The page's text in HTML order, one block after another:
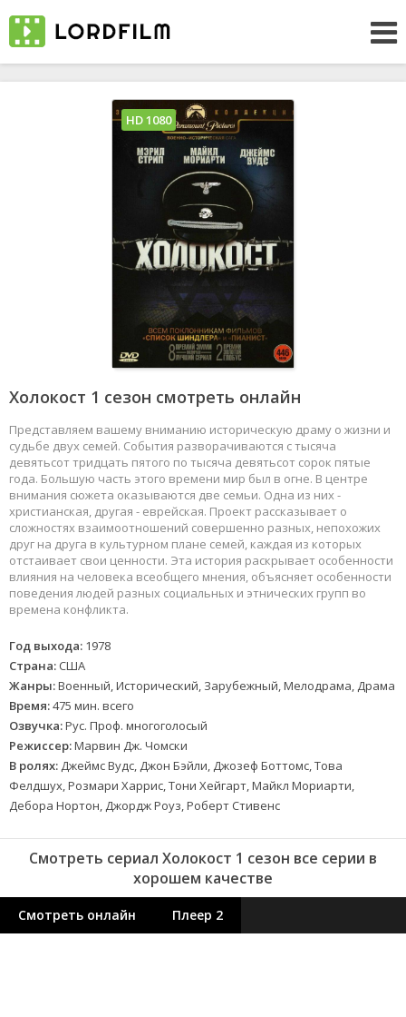
Холокост 1 сезон смотреть онлайн
Представляем вашему вниманию историческую драму о жизни и
судьбе двух семей. События разворачиваются с тысяча
девятьсот тридцать пятого по тысяча девятьсот сорок пятые
года. Большую часть этого времени мир был в огне. В центре
внимания сюжета оказываются две семьи. Одна из них -
христианская, другая - еврейская. Проект рассказывает о
сложностях взаимоотношений совершенно разных, непохожих
друг на друга в культурном плане семей, каждая из которых
отстаивает свои ценности. Эта история раскрывает особенности
влияния на человека всеобщего мнения, объясняет особенности
поведения людей разных социальных и этнических групп во
времена конфликта.
Год выхода: 1978
Страна: США
Жанры:Военный, Исторический, Зарубежный, Мелодрама, Драма
Время:475 мин. всего
Озвучка:Рус. Проф. многоголосый
Режиссер:Марвин Дж. Чомски
В ролях: Джеймс Вудс, Джон Бэйли, Джозеф Боттомс, Това
Фелдшух, Розмари Харрис, Тони Хейгарт, Майкл Мориарти,
Дебора Нортон, Джордж Роуз, Роберт Стивенс
HD 1080
Смотреть сериал Холокост 1 сезон все серии в
хорошем качестве
Смотреть онлайн Плеер 2